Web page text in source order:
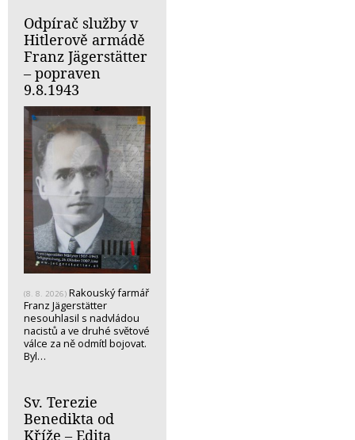
Odpírač služby v
Hitlerově armádě
Franz Jägerstätter
– popraven
9.8.1943
(8. 8. 2026) Rakouský farmář
Franz Jägerstätter
nesouhlasil s nadvládou
nacistů a ve druhé světové
válce za ně odmítl bojovat.
Byl…
Sv. Terezie
Benedikta od
Kříže – Edita